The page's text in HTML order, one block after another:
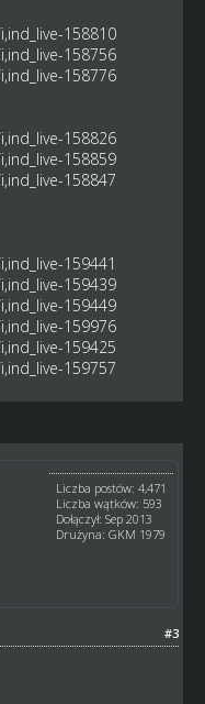
158810
158756
158776
158826
158859
158847
159441
159439
159449
159976
159425
159757
Liczba postów: 4,471
Liczba wątków: 593
Dołączył: Sep 2013
Drużyna: GKM 1979
#3